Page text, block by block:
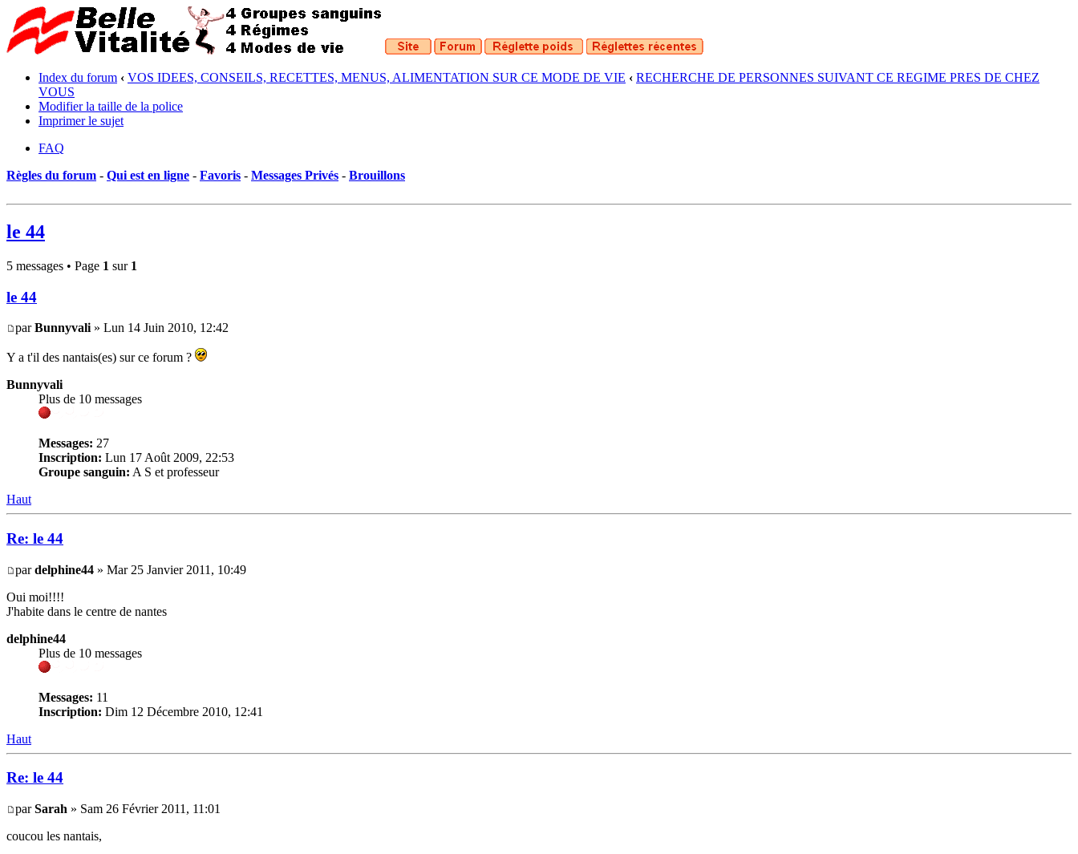
Index du forum ‹ VOS IDEES, CONSEILS, RECETTES, MENUS, ALIMENTATION SUR CE MODE DE VIE ‹ RECHERCHE DE PERSONNES SUIVANT CE REGIME PRES DE CHEZ
VOUS
Modifier la taille de la police
Imprimer le sujet
FAQ
Règles du forum - Qui est en ligne - Favoris - Messages Privés - Brouillons
le 44
5 messages • Page 1 sur 1
le 44
parBunnyvali » Lun 14 Juin 2010, 12:42
Y a t'il des nantais(es) sur ce forum ?
Bunnyvali
Plus de 10 messages
Messages: 27
Inscription: Lun 17 Août 2009, 22:53
Groupe sanguin: A S et professeur
Haut
Re: le 44
pardelphine44 » Mar 25 Janvier 2011, 10:49
Oui moi!!!!
J'habite dans le centre de nantes
delphine44
Plus de 10 messages
Messages: 11
Inscription: Dim 12 Décembre 2010, 12:41
Haut
Re: le 44
parSarah » Sam 26 Février 2011, 11:01
coucou les nantais,